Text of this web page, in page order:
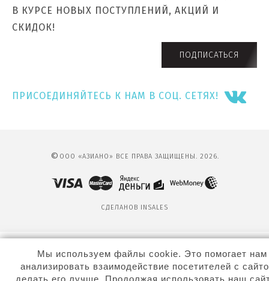
В КУРСЕ НОВЫХ ПОСТУПЛЕНИЙ, АКЦИЙ И
СКИДОК!
ПОДПИСАТЬСЯ
ПРИСОЕДИНЯЙТЕСЬ К НАМ В СОЦ. СЕТЯХ!
© ООО «АЗИАНО» ВСЕ ПРАВА ЗАЩИЩЕНЫ. 2026.
СДЕЛАНО В INSALES
Мы используем файлы cookie. Это помогает нам
анализировать взаимодействие посетителей с
делать его лучше. Продолжая использовать наш